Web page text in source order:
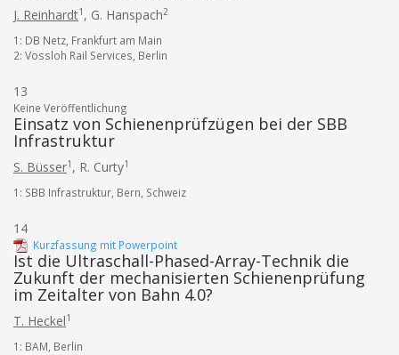
J. Reinhardt1 , G. Hanspach2
1: DB Netz, Frankfurt am Main
2: Vossloh Rail Services, Berlin
13
Keine Veröffentlichung
Einsatz von Schienenprüfzügen bei der SBB
Infrastruktur
S. Büsser1 , R. Curty1
1: SBB Infrastruktur, Bern, Schweiz
14
Kurzfassung mit Powerpoint
Ist die Ultraschall-Phased-Array-Technik die
Zukunft der mechanisierten Schienenprüfung
im Zeitalter von Bahn 4.0?
T. Heckel1
1: BAM, Berlin